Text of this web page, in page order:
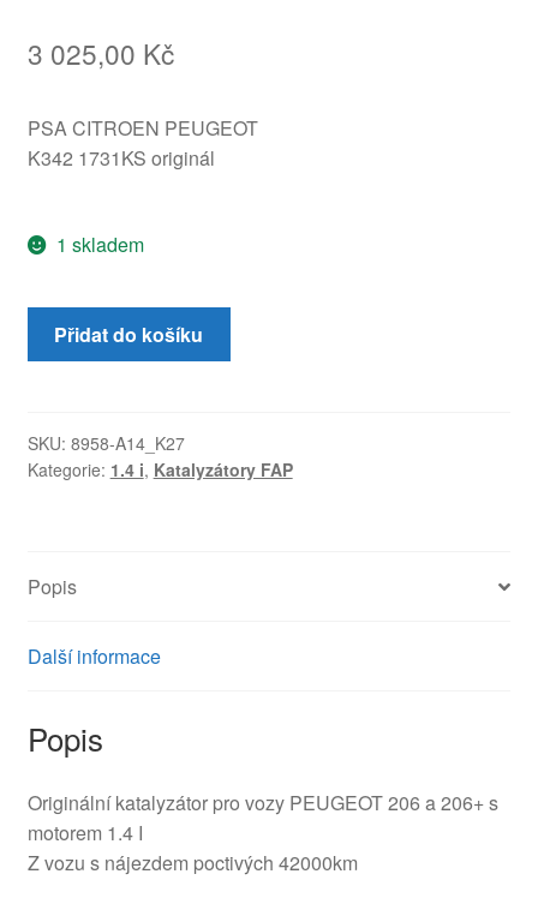
3 025,00 Kč
PSA CITROEN PEUGEOT
K342 1731KS originál
1 skladem
Katalyzátor
Peugeot
1.4
i
množství
Přidat do košíku
SKU: 8958-A14_K27
Kategorie: 1.4 i, Katalyzátory FAP
Popis
Další informace
Popis
Originální katalyzátor pro vozy PEUGEOT 206 a 206+ s
motorem 1.4 I
Z vozu s nájezdem poctivých 42000km